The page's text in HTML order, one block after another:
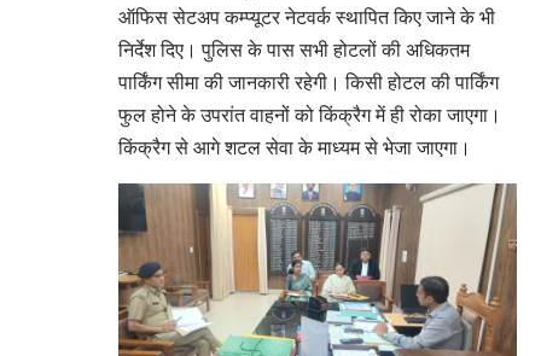
ऑफिस सेटअप कम्प्यूटर नेटवर्क स्थापित किए जाने के भी
निर्देश दिए। पुलिस के पास सभी होटलों की अधिकतम
पार्किंग सीमा की जानकारी रहेगी। किसी होटल की पार्किंग
फुल होने के उपरांत वाहनों को किंक्रैग में ही रोका जाएगा।
किंक्रैग से आगे शटल सेवा के माध्यम से भेजा जाएगा।